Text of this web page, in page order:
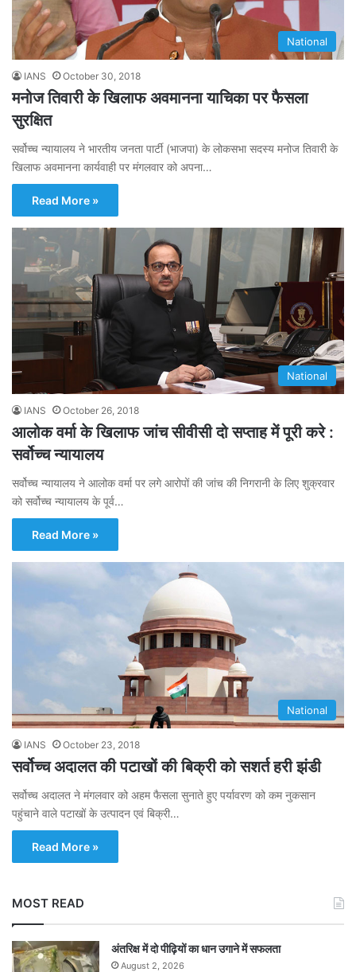
National
IANS October 30, 2018
मनोज तिवारी के खिलाफ अवमानना याचिका पर फैसला
सुरक्षित
सर्वोच्च न्यायालय ने भारतीय जनता पार्टी (भाजपा) के लोकसभा सदस्य मनोज तिवारी के
खिलाफ अवमानना कार्यवाही पर मंगलवार को अपना…
Read More »
National
IANS October 26, 2018
आलोक वर्मा के खिलाफ जांच सीवीसी दो सप्ताह में पूरी करे :
सर्वोच्च न्यायालय
सर्वोच्च न्यायालय ने आलोक वर्मा पर लगे आरोपों की जांच की निगरानी के लिए शुक्रवार
को सर्वोच्च न्यायालय के पूर्व…
Read More »
National
IANS October 23, 2018
सर्वोच्च अदालत की पटाखों की बिक्री को सशर्त हरी झंडी
सर्वोच्च अदालत ने मंगलवार को अहम फैसला सुनाते हुए पर्यावरण को कम नुकसान
पहुंचाने वाले पटाखों के उत्पादन एवं बिक्री…
Read More »
MOST READ
अंतरिक्ष में दो पीढ़ियों का धान उगाने में सफलता
August 2, 2026